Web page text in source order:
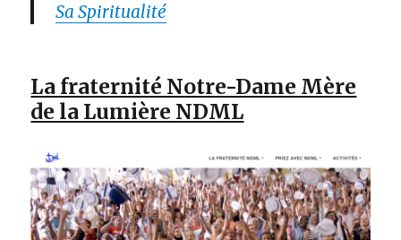
Sa Spiritualité
La fraternité Notre-Dame Mère
de la Lumière NDML